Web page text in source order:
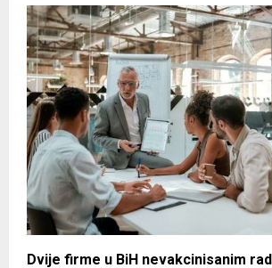
Dvije firme u BiH nevakcinisanim